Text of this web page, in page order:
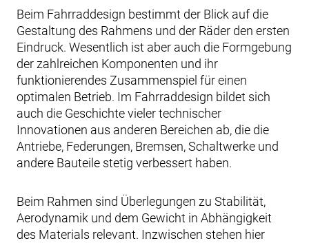
Beim Fahrraddesign bestimmt der Blick auf die
Gestaltung des Rahmens und der Räder den ersten
Eindruck. Wesentlich ist aber auch die Formgebung
der zahlreichen Komponenten und ihr
funktionierendes Zusammenspiel für einen
optimalen Betrieb. Im Fahrraddesign bildet sich
auch die Geschichte vieler technischer
Innovationen aus anderen Bereichen ab, die die
Antriebe, Federungen, Bremsen, Schaltwerke und
andere Bauteile stetig verbessert haben.
Beim Rahmen sind Überlegungen zu Stabilität,
Aerodynamik und dem Gewicht in Abhängigkeit
des Materials relevant. Inzwischen stehen hier